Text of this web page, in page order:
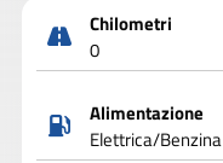
Chilometri
0
Alimentazione
Elettrica/Benzina